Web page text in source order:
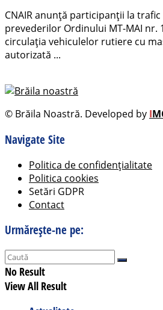
CNAIR anunţă participanţii la
prevederilor Ordinului MT-MAI nr.
circulaţia vehiculelor rutiere cu
autorizată ...
© Brăila Noastră. Developed by I
Navigate Site
Politica de confidențialitate
Politica cookies
Setări GDPR
Contact
Urmărește-ne pe:
No Result
View All Result